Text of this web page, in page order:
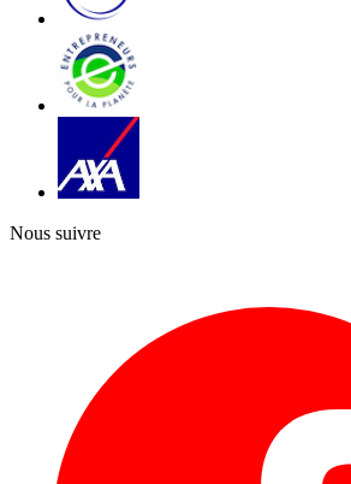
Nous suivre